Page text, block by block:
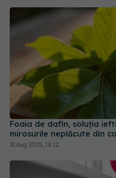
Foaia de dafin, soluția
mirosurile neplăcute din
31 aug 2025, 18:12